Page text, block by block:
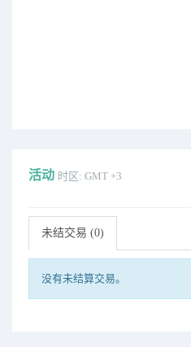
活动 时区: GMT +3
未结交易 (0)
没有未结算交易。